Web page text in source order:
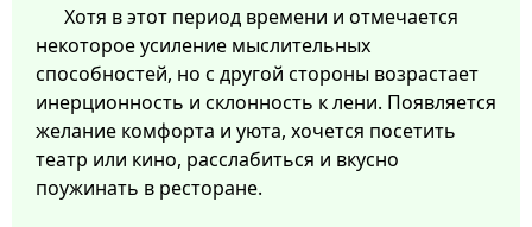
Хотя в этот период времени и отмечается
некоторое усиление мыслительных
способностей, но с другой стороны возрастает
инерционность и склонность к лени. Появляется
желание комфорта и уюта, хочется посетить
театр или кино, расслабиться и вкусно
поужинать в ресторане.